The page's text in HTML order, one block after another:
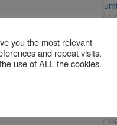
8
7
7
you the most relevant
and repeat visits.
use of ALL the cookies.